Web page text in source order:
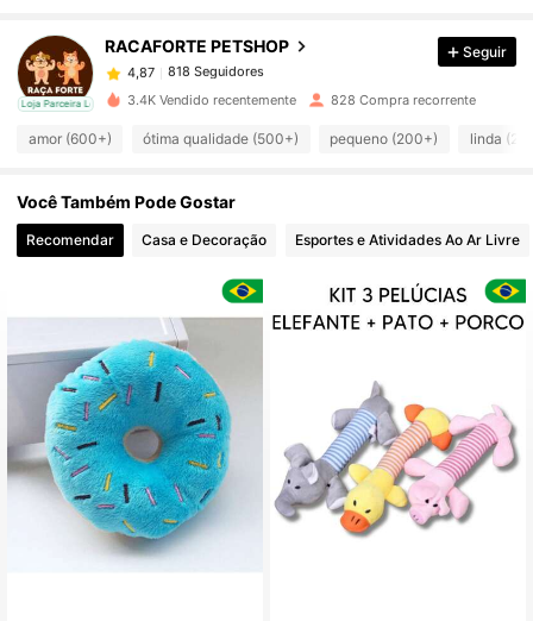
Loja Parceira Local
RACAFORTE PETSHOP
4,87
818 Seguidores
c***3
pago1 dia atrás
4,87
4,87 818 Seguidores
4,87 818 Seguidores
4,87 818 Seguidores
4,87 818 Seguidores
4,87 818 Seguidores
Seguir
3.4K Vendido recentemente 828 Compra recorrente
amor (600+) ótima qualidade (500+) pequeno (200+) linda
Você Também Pode Gostar
Recomendar Casa e Decoração Esportes e Atividades Ao Ar Livre